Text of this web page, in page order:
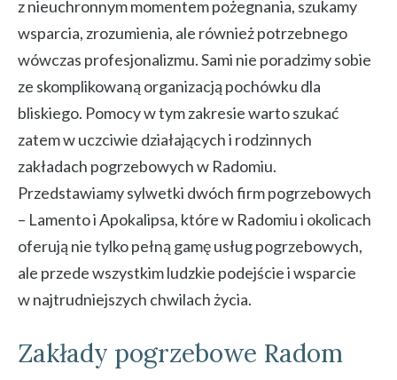
z nieuchronnym momentem pożegnania, szukamy
wsparcia, zrozumienia, ale również potrzebnego
wówczas profesjonalizmu. Sami nie poradzimy sobie
ze skomplikowaną organizacją pochówku dla
bliskiego. Pomocy w tym zakresie warto szukać
zatem w uczciwie działających i rodzinnych
zakładach pogrzebowych w Radomiu.
Przedstawiamy sylwetki dwóch firm pogrzebowych
– Lamento i Apokalipsa, które w Radomiu i okolicach
oferują nie tylko pełną gamę usług pogrzebowych,
ale przede wszystkim ludzkie podejście i wsparcie
w najtrudniejszych chwilach życia.
Zakłady pogrzebowe Radom